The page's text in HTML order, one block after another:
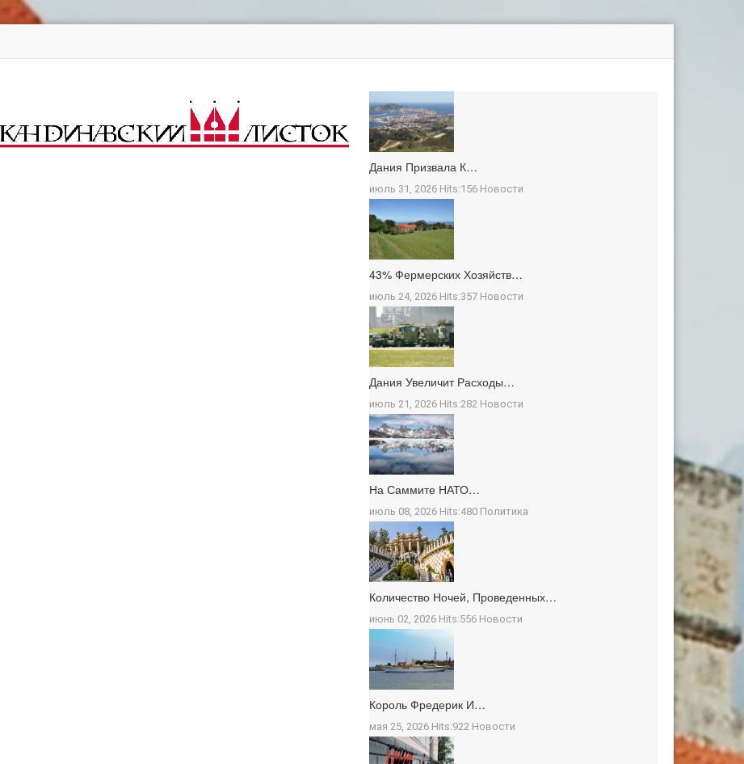
Дания Призвала К…
июль 31, 2026 Hits:156 Новости
43% Фермерских Хозяйств…
июль 24, 2026 Hits:357 Новости
Дания Увеличит Расходы…
июль 21, 2026 Hits:282 Новости
На Саммите НАТО…
июль 08, 2026 Hits:480 Политика
Количество Ночей, Проведенных…
июнь 02, 2026 Hits:556 Новости
Король Фредерик И…
мая 25, 2026 Hits:922 Новости